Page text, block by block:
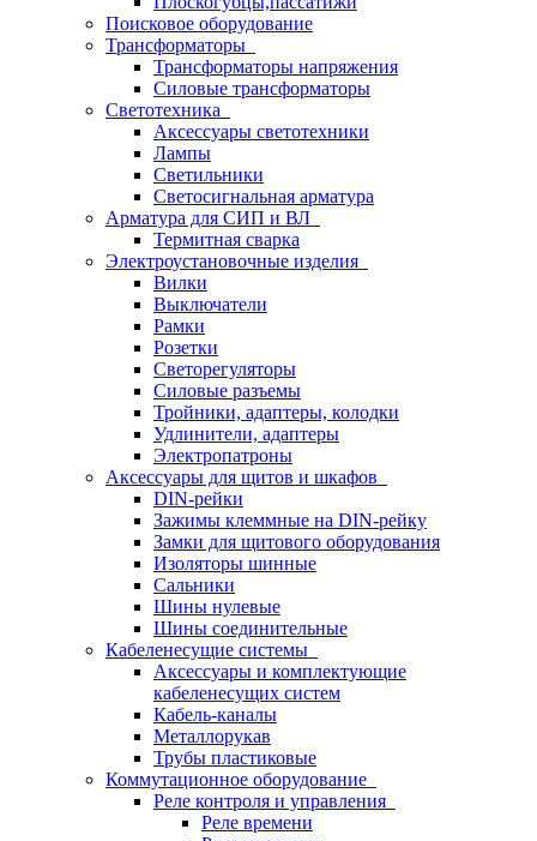
Поисковое оборудование
Трансформаторы
Трансформаторы напряжения
Силовые трансформаторы
Светотехника
Аксессуары светотехники
Лампы
Светильники
Светосигнальная арматура
Арматура для СИП и ВЛ
Термитная сварка
Электроустановочные изделия
Вилки
Выключатели
Рамки
Розетки
Светорегуляторы
Силовые разъемы
Тройники, адаптеры, колодки
Удлинители, адаптеры
Электропатроны
Аксессуары для щитов и шкафов
DIN-рейки
Зажимы клеммные на DIN-рейку
Замки для щитового оборудования
Изоляторы шинные
Сальники
Шины нулевые
Шины соединительные
Кабеленесущие системы
Аксессуары и комплектующие
кабеленесущих систем
Кабель-каналы
Металлорукав
Трубы пластиковые
Коммутационное оборудование
Реле контроля и управления
Реле времени